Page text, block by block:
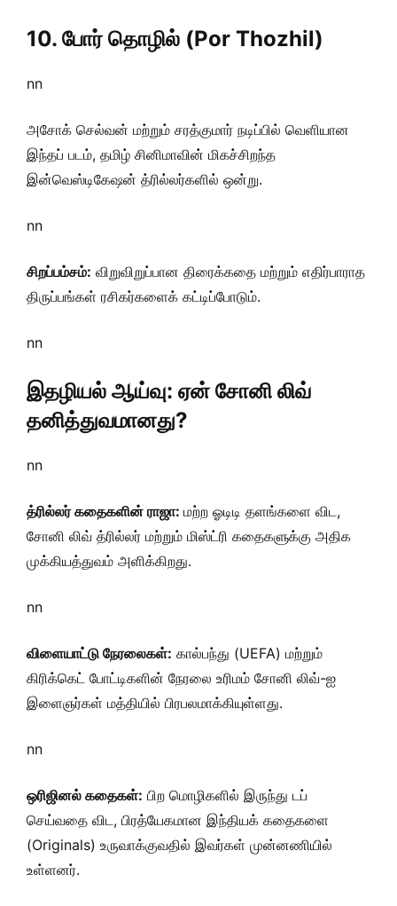
10. போர் தொழில் (Por Thozhil)
nn
அசோக் செல்வன் மற்றும் சரத்குமார் நடிப்பில் வெளியான
இந்தப் படம், தமிழ் சினிமாவின் மிகச்சிறந்த
இன்வெஸ்டிகேஷன் த்ரில்லர்களில் ஒன்று.
nn
சிறப்பம்சம்: விறுவிறுப்பான திரைக்கதை மற்றும் எதிர்பாராத
திருப்பங்கள் ரசிகர்களைக் கட்டிப்போடும்.
nn
இதழியல் ஆய்வு: ஏன் சோனி லிவ்
தனித்துவமானது?
nn
த்ரில்லர் கதைகளின் ராஜா: மற்ற ஓடிடி தளங்களை விட,
சோனி லிவ் த்ரில்லர் மற்றும் மிஸ்ட்ரி கதைகளுக்கு அதிக
முக்கியத்துவம் அளிக்கிறது.
nn
விளையாட்டு நேரலைகள்: கால்பந்து (UEFA) மற்றும்
கிரிக்கெட் போட்டிகளின் நேரலை உரிமம் சோனி லிவ்-ஐ
இளைஞர்கள் மத்தியில் பிரபலமாக்கியுள்ளது.
nn
ஒரிஜினல் கதைகள்: பிற மொழிகளில் இருந்து டப்
செய்வதை விட, பிரத்யேகமான இந்தியக் கதைகளை
(Originals) உருவாக்குவதில் இவர்கள் முன்னணியில்
உள்ளனர்.